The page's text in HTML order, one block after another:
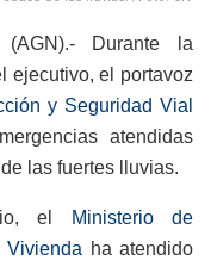
Durante la
ejecutivo, el portavoz
y Seguridad Vial
atendidas
las fuertes lluvias.
el
Ministerio de
Vivienda ha atendido